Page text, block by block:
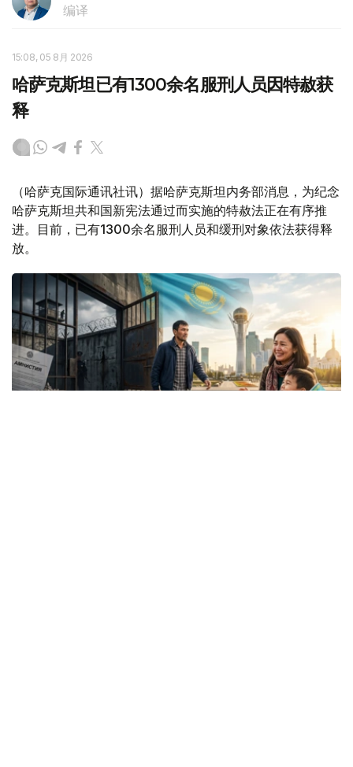
编译
15:08, 05 8月 2026
哈萨克斯坦已有1300余名服刑人员因特赦获
释
（哈萨克国际通讯社讯）据哈萨克斯坦内务部消息，为纪念
哈萨克斯坦共和国新宪法通过而实施的特赦法正在有序推
进。目前，已有1300余名服刑人员和缓刑对象依法获得释
放。